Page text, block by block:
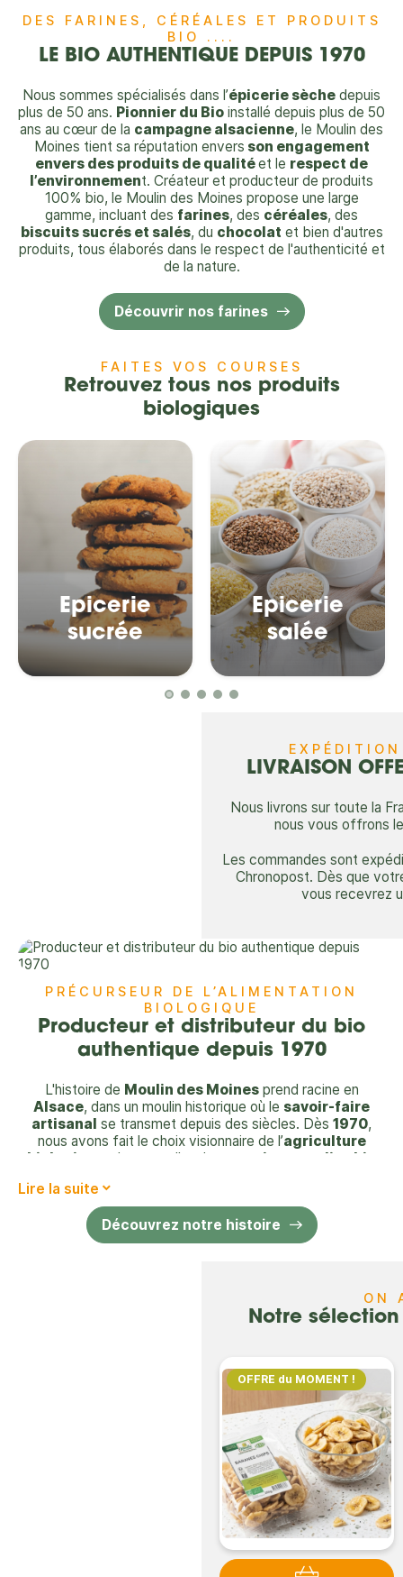
DES FARINES, CÉRÉALES ET PRODUITS
BIO ....
LE BIO AUTHENTIQUE DEPUIS 1970
Nous sommes spécialisés dans l’épicerie sèche depuis
plus de 50 ans. Pionnier du Bio installé depuis plus de 50
ans au cœur de la campagne alsacienne, le Moulin des
Moines tient sa réputation envers son engagement
envers des produits de qualitéet le respect de
l’environnement. Créateur et producteur de produits
100% bio, le Moulin des Moines propose une large
gamme, incluant des farines, des céréales, des
biscuits sucrés et salés, du chocolat et bien d'autres
produits, tous élaborés dans le respect de l'authenticité et
de la nature.
Découvrir nos farines
FAITES VOS COURSES
Retrouvez tous nos produits
biologiques
Epicerie
sucrée
Epicerie
salée
LIVRAISON
Nous livrons sur toute la
nous vous offrons
Les commandes sont
Chronopost. Dès que
vous recevrez
PRÉCURSEUR DE L’ALIMENTATION
BIOLOGIQUE
Producteur et distributeur du bio
authentique depuis 1970
L'histoire de Moulin des Moinesprend racine en
Alsace, dans un moulin historique où le savoir-faire
artisanal se transmet depuis des siècles. Dès 1970,
nous avons fait le choix visionnaire de l’agriculture
biologique
, devenant l’un des
premiers moulins bio
proposer desfarines bio
des produits naturels respectueux de l’environnement et
du terroir
Lire la suite
Découvrez notre histoire
ON
Notre
OFFRE du MOMENT !